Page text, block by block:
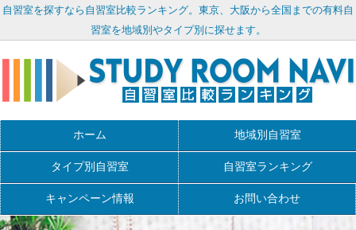
自習室を探すなら自習室比較ランキング。東京、大阪から全国までの有料自
習室を地域別やタイプ別に探せます。
ホーム 地域別自習室
タイプ別自習室 自習室ランキング
キャンペーン情報 お問い合わせ